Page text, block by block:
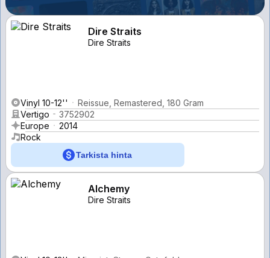
Dire Straits
Dire Straits
Vinyl 10-12''
Reissue, Remastered, 180 Gram
Vertigo
3752902
Europe
2014
Rock
Tarkista hinta
Alchemy
Dire Straits